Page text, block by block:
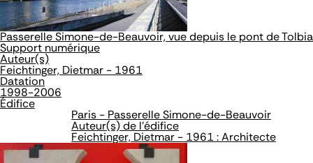
Passerelle Simone-de-Beauvoir, vue depuis le pont de
Support numérique
Auteur(s)
Feichtinger, Dietmar - 1961
Datation
1998-2006
Édifice
Paris - Passerelle Simone-de-Beauvoir
Auteur(s) de l'édifice
Feichtinger, Dietmar - 1961 : Architecte